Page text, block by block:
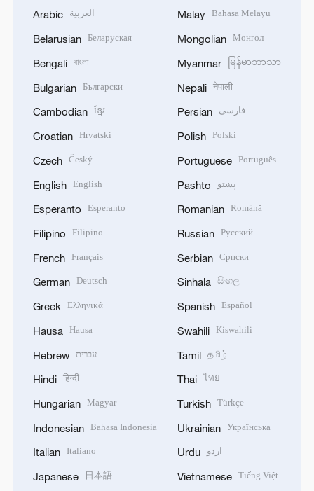
Arabic العربية
Belarusian Беларуская
Bengali বাংলা
Bulgarian Български
Cambodian ខ្មែរ
Croatian Hrvatski
Czech Český
English English
Esperanto Esperanto
Filipino Filipino
French Français
German Deutsch
Greek Ελληνικά
Hausa Hausa
Hebrew עברית
Hindi हिन्दी
Hungarian Magyar
Indonesian Bahasa Indonesia
Italian Italiano
Japanese 日本語
Malay Bahasa Melayu
Mongolian Монгол
Myanmar မြန်မာဘာသာ
Nepali नेपाली
Persian فارسی
Polish Polski
Portuguese Português
Pashto پښتو
Romanian Română
Russian Русский
Serbian Српски
Sinhala සිංහල
Spanish Español
Swahili Kiswahili
Tamil தமிழ்
Thai ไทย
Turkish Türkçe
Ukrainian Українська
Urdu اردو
Vietnamese Tiếng Việt